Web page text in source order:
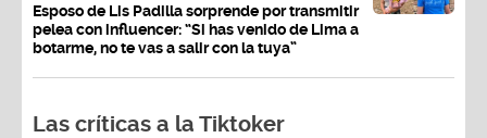
Esposo de Lis Padilla sorprende por transmitir
pelea con influencer: “Si has venido de Lima a
botarme, no te vas a salir con la tuya”
Las críticas a la Tiktoker